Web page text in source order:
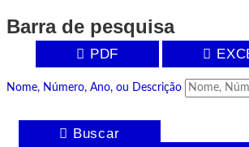
Barra de pesquisa
PDF
Nome, Número, Ano, ou Descrição
Buscar